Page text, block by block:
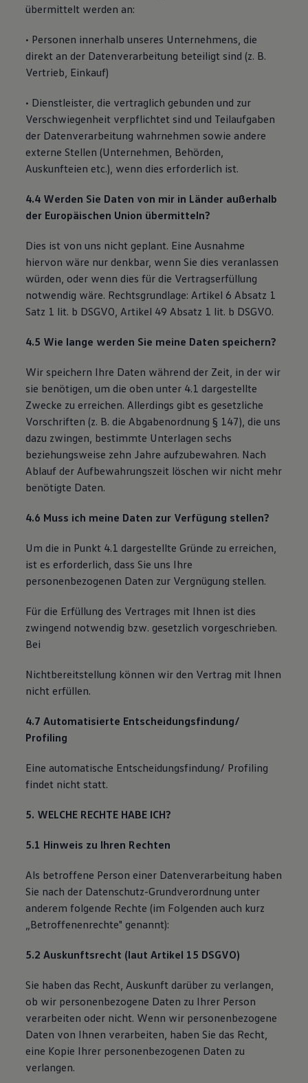
übermittelt werden an:
• Personen innerhalb unseres Unternehmens, die
direkt an der Datenverarbeitung beteiligt sind (z. B.
Vertrieb, Einkauf)
• Dienstleister, die vertraglich gebunden und zur
Verschwiegenheit verpflichtet sind und Teilaufgaben
der Datenverarbeitung wahrnehmen sowie andere
externe Stellen (Unternehmen, Behörden,
Auskunfteien etc.), wenn dies erforderlich ist.
4.4 Werden Sie Daten von mir in Länder außerhalb
der Europäischen Union übermitteln?
Dies ist von uns nicht geplant. Eine Ausnahme
hiervon wäre nur denkbar, wenn Sie dies veranlassen
würden, oder wenn dies für die Vertragserfüllung
notwendig wäre. Rechtsgrundlage: Artikel 6 Absatz 1
Satz 1 lit. b DSGVO, Artikel 49 Absatz 1 lit. b DSGVO.
4.5 Wie lange werden Sie meine Daten speichern?
Wir speichern Ihre Daten während der Zeit, in der wir
sie benötigen, um die oben unter 4.1 dargestellte
Zwecke zu erreichen. Allerdings gibt es gesetzliche
Vorschriften (z. B. die Abgabenordnung § 147), die uns
dazu zwingen, bestimmte Unterlagen sechs
beziehungsweise zehn Jahre aufzubewahren. Nach
Ablauf der Aufbewahrungszeit löschen wir nicht mehr
benötigte Daten.
4.6 Muss ich meine Daten zur Verfügung stellen?
Um die in Punkt 4.1 dargestellte Gründe zu erreichen,
ist es erforderlich, dass Sie uns Ihre
personenbezogenen Daten zur Vergnügung stellen.
Für die Erfüllung des Vertrages mit Ihnen ist dies
zwingend notwendig bzw. gesetzlich vorgeschrieben.
Bei
Nichtbereitstellung können wir den Vertrag mit Ihnen
nicht erfüllen.
4.7 Automatisierte Entscheidungsfindung/
Profiling
Eine automatische Entscheidungsfindung/ Profiling
findet nicht statt.
5. WELCHE RECHTE HABE ICH?
5.1 Hinweis zu Ihren Rechten
Als betroffene Person einer Datenverarbeitung haben
Sie nach der Datenschutz-Grundverordnung unter
anderem folgende Rechte (im Folgenden auch kurz
„Betroffenenrechte" genannt):
5.2 Auskunftsrecht (laut Artikel 15 DSGVO)
Sie haben das Recht, Auskunft darüber zu verlangen,
ob wir personenbezogene Daten zu Ihrer Person
verarbeiten oder nicht. Wenn wir personenbezogene
Daten von Ihnen verarbeiten, haben Sie das Recht,
eine Kopie Ihrer personenbezogenen Daten zu
verlangen.